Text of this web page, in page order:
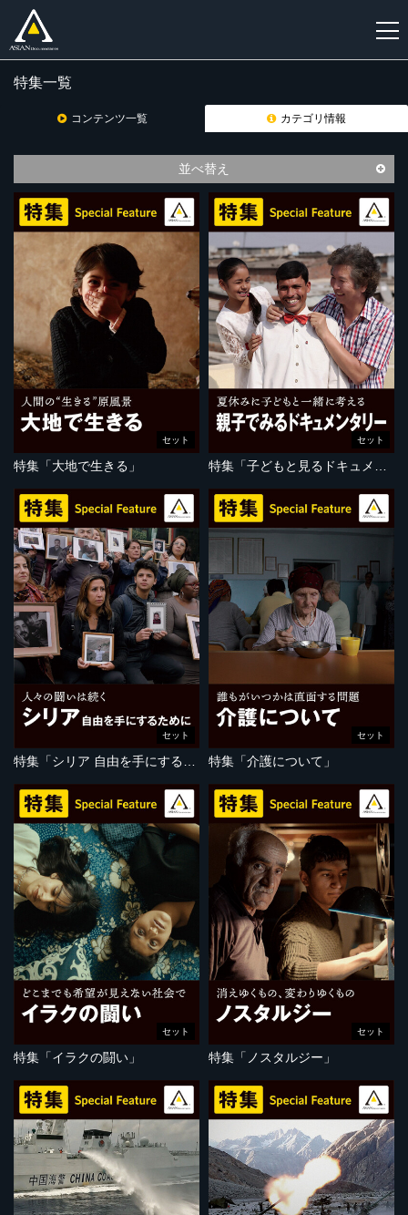
登
特集一覧
コンテンツ一覧 カテゴリ情報
並べ替え
セット
特集「大地で生きる」
セット
セット セット
特集「介護について」
セット
特集「イラクの闘い」
セット
特集「ノスタルジー」